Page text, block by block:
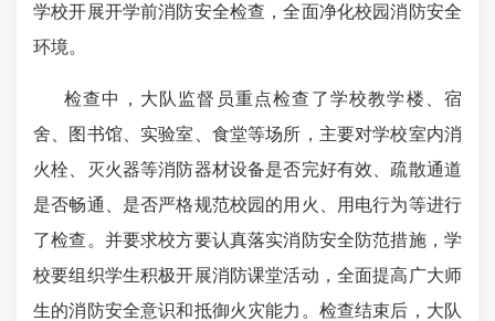
学校开展开学前消防安全检查，全面净化校园消防安全
环境。
检查中，大队监督员重点检查了学校教学楼、宿
舍、图书馆、实验室、食堂等场所，主要对学校室内消
火栓、灭火器等消防器材设备是否完好有效、疏散通道
是否畅通、是否严格规范校园的用火、用电行为等进行
了检查。并要求校方要认真落实消防安全防范措施，学
校要组织学生积极开展消防课堂活动，全面提高广大师
生的消防安全意识和抵御火灾能力。检查结束后，大队